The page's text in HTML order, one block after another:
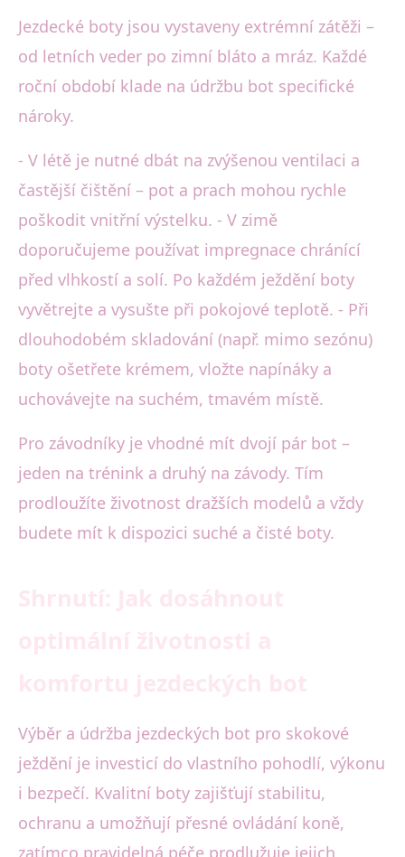
Jezdecké boty jsou vystaveny extrémní zátěži –
od letních veder po zimní bláto a mráz. Každé
roční období klade na údržbu bot specifické
nároky.
- V létě je nutné dbát na zvýšenou ventilaci a
častější čištění – pot a prach mohou rychle
poškodit vnitřní výstelku. - V zimě
doporučujeme používat impregnace chránící
před vlhkostí a solí. Po každém ježdění boty
vyvětrejte a vysušte při pokojové teplotě. - Při
dlouhodobém skladování (např. mimo sezónu)
boty ošetřete krémem, vložte napínáky a
uchovávejte na suchém, tmavém místě.
Pro závodníky je vhodné mít dvojí pár bot –
jeden na trénink a druhý na závody. Tím
prodloužíte životnost dražších modelů a vždy
budete mít k dispozici suché a čisté boty.
Výběr a údržba jezdeckých bot pro skokové
ježdění je investicí do vlastního pohodlí, výkonu
i bezpečí. Kvalitní boty zajišťují stabilitu,
ochranu a umožňují přesné ovládání koně,
zatímco pravidelná péče prodlužuje jejich